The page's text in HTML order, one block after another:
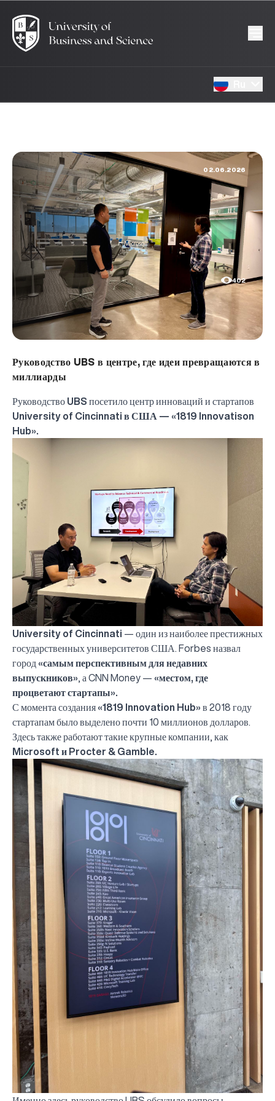
02.06.2026
402
Руководство UBS в центре, где идеи превращаются в
миллиарды
Руководство UBS посетило центр инноваций и стартапов
University of Cincinnati в США — «1819 Innovatison
Hub».
University of Cincinnati — один из наиболее престижных
государственных университетов США. Forbes назвал
город «самым перспективным для недавних
выпускников» , а CNN Money — «местом, где
процветают стартапы».
С момента создания «1819 Innovation Hub» в 2018 году
стартапам было выделено почти 10 миллионов долларов.
Здесь также работают такие крупные компании, как
Microsoft и Procter & Gamble.